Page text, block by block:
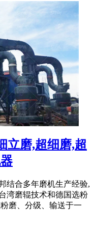
立磨,超细磨,超
结合多年磨机生产经验,
湾磨辊技术和德国选粉
磨、分级、输送于一